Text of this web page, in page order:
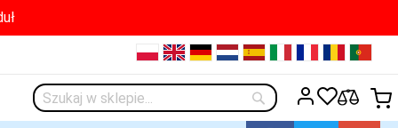
Przejdź
treści
PL EN DE NL ES IT FR RO PT
Szukaj
Szukaj